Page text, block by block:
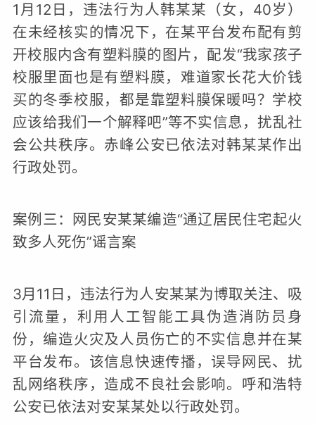
1月12日，违法行为人韩某某（女，40岁）
在未经核实的情况下，在某平台发布配有剪
开校服内含有塑料膜的图片，配发“我家孩子
校服里面也是有塑料膜，难道家长花大价钱
买的冬季校服，都是靠塑料膜保暖吗？学校
应该给我们一个解释吧”等不实信息，扰乱社
会公共秩序。赤峰公安已依法对韩某某作出
行政处罚。
案例三：网民安某某编造“通辽居民住宅起火
致多人死伤”谣言案
3月11日，违法行为人安某某为博取关注、吸
引流量，利用人工智能工具伪造消防员身
份，编造火灾及人员伤亡的不实信息并在某
平台发布。该信息快速传播，误导网民、扰
乱网络秩序，造成不良社会影响。呼和浩特
公安已依法对安某某处以行政处罚。